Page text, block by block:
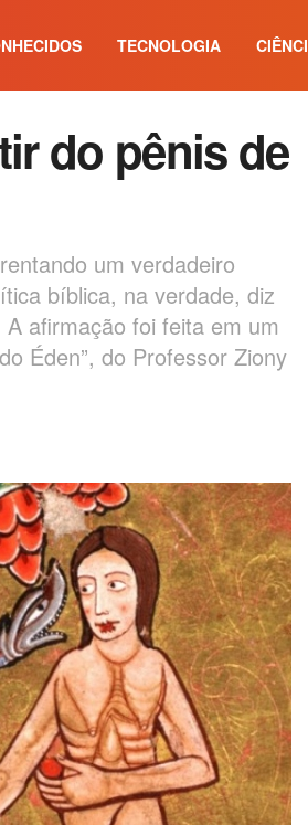
TECNOLOGIA
do pênis de
um verdadeiro
bíblica, na verdade, diz
afirmação foi feita em um
Éden”, do Professor Ziony